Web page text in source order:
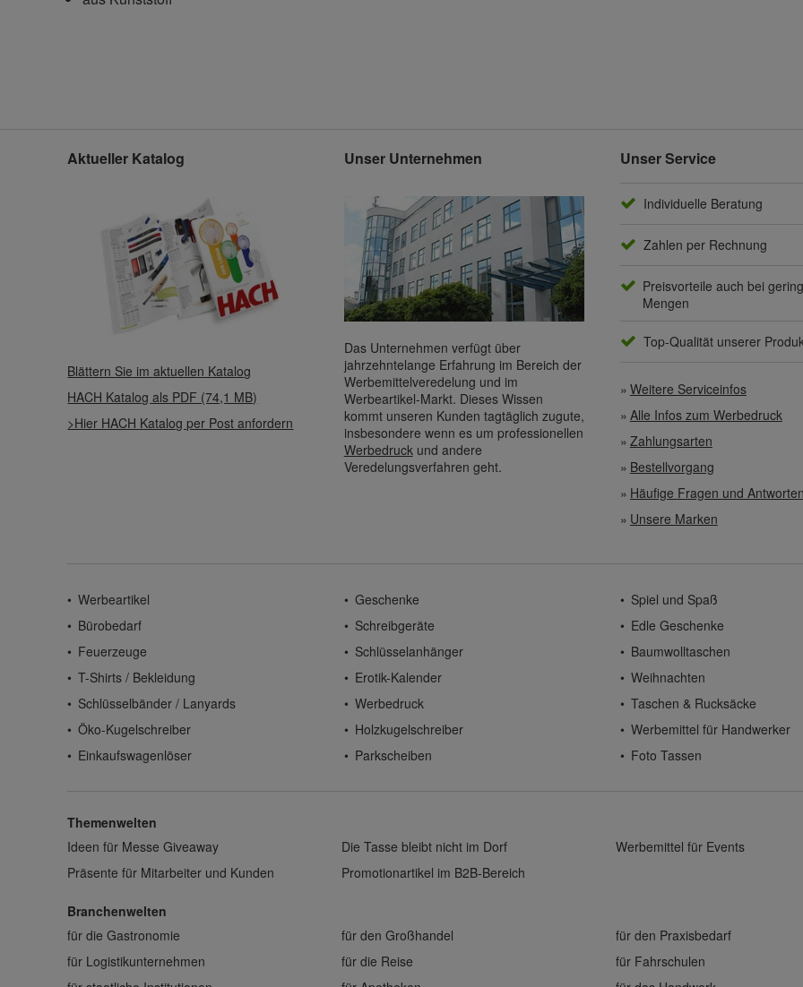
Aktueller Katalog
Blättern Sie im aktuellen Katalog
HACH Katalog als PDF (74,1 MB)
>Hier HACH Katalog per Post anfordern
Unser Unternehmen
Das Unternehmen verfügt über
jahrzehntelange Erfahrung im Bereich der
Werbemittelveredelung und im
Werbeartikel-Markt. Dieses Wissen
kommt unseren Kunden tagtäglich zugute,
insbesondere wenn es um professionellen
Werbedruck und andere
Veredelungsverfahren geht.
Unser Service
Individuelle Beratung
Zahlen per Rechnung
Preisvorteile auch bei
Mengen
Top-Qualität unserer
Weitere Serviceinfos
Alle Infos zum Werbedruck
Zahlungsarten
Bestellvorgang
Häufige Fragen und Antworten
Unsere Marken
Werbeartikel Geschenke Spiel und Spaß
Bürobedarf
Schreibgeräte Edle Geschenke
Feuerzeuge
Schlüsselanhänger Baumwolltaschen
T-Shirts / Bekleidung
Erotik-Kalender Weihnachten
Schlüsselbänder / Lanyards
Werbedruck Taschen & Rucksäcke
Öko-Kugelschreiber
Holzkugelschreiber Werbemittel für Handwerker
Einkaufswagenlöser
Parkscheiben Foto Tassen
Themenwelten
Ideen für Messe Giveaway
Die Tasse bleibt nicht im Dorf Werbemittel für Events
Präsente für Mitarbeiter und Kunden
Promotionartikel im B2B-Bereich
Branchenwelten
für die Gastronomie
für den Großhandel für den Praxisbedarf
für Logistikunternehmen
für die Reise für Fahrschulen